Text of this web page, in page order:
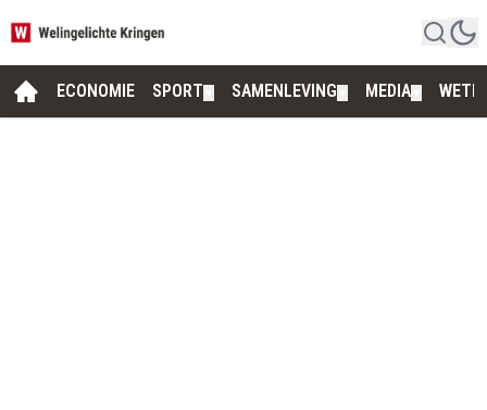
ECONOMIE SPORT SAMENLEVING MEDIA